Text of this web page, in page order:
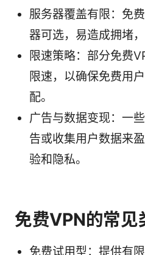
服务器覆盖有限：免
器可选，易造成拥堵
限速策略：部分免费
限速，以确保免费用
配。
广告与数据变现：一
告或收集用户数据来
验和隐私。
免费VPN的常见
免费试用型：提供有